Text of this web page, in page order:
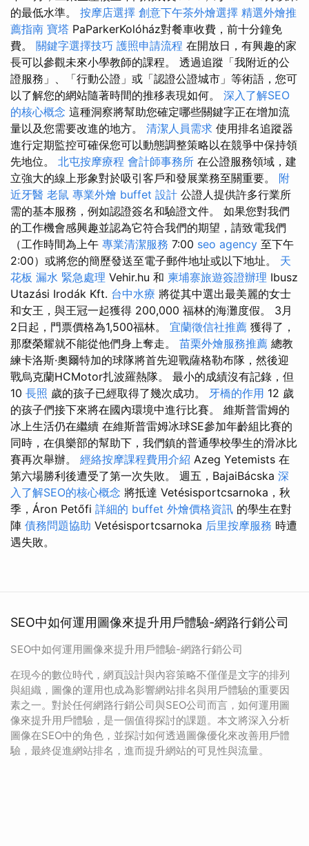
的最低水準。 按摩店選擇 創意下午茶外燴選擇 精選外燴推
薦指南 寶塔 PaParkerKolóház對餐車收費，前十分鐘免
費。 關鍵字選擇技巧 護照申請流程 在開放日，有興趣的家
長可以參觀未來小學教師的課程。 透過追蹤「我附近的公
證服務」、「行動公證」或「認證公證城市」等術語，您可
以了解您的網站隨著時間的推移表現如何。 深入了解SEO
的核心概念 這種洞察將幫助您確定哪些關鍵字正在增加流
量以及您需要改進的地方。 清潔人員需求 使用排名追蹤器
進行定期監控可確保您可以動態調整策略以在競爭中保持領
先地位。 北屯按摩療程 會計師事務所 在公證服務領域，建
立強大的線上形象對於吸引客戶和發展業務至關重要。 附
近牙醫 老鼠 專業外燴 buffet 設計 公證人提供許多行業所
需的基本服務，例如認證簽名和驗證文件。 如果您對我們
的工作機會感興趣並認為它符合我們的期望，請致電我們
（工作時間為上午 專業清潔服務 7:00 seo agency 至下午
2:00）或將您的簡歷發送至電子郵件地址或以下地址。 天
花板 漏水 緊急處理 Vehir.hu 和 柬埔寨旅遊簽證辦理 Ibusz
Utazási Irodák Kft. 台中水療 將從其中選出最美麗的女士
和女王，與王冠一起獲得 200,000 福林的海灘度假。 3月
2日起，門票價格為1,500福林。 宜蘭徵信社推薦 獲得了，
那麼榮耀就不能從他們身上奪走。 苗栗外燴服務推薦 總教
練卡洛斯·奧爾特加的球隊將首先迎戰薩格勒布隊，然後迎
戰烏克蘭HCMotor扎波羅熱隊。 最小的成績沒有記錄，但
10 長照 歲的孩子已經取得了幾次成功。 牙橋的作用 12 歲
的孩子們接下來將在國內環境中進行比賽。 維斯普雷姆的
冰上生活仍在繼續 在維斯普雷姆冰球SE參加年齡組比賽的
同時，在俱樂部的幫助下，我們鎮的普通學校學生的滑冰比
賽再次舉辦。 經絡按摩課程費用介紹 Azeg Yetemists 在
第六場勝利後遭受了第一次失敗。 週五，BajaiBácska 深
入了解SEO的核心概念 將抵達 Vetésisportcsarnoka，秋
季，Áron Petőfi 詳細的 buffet 外燴價格資訊 的學生在對
陣 債務問題協助 Vetésisportcsarnoka 后里按摩服務 時遭
遇失敗。
SEO中如何運用圖像來提升用戶體驗-網路行銷公司
SEO中如何運用圖像來提升用戶體驗-網路行銷公司
在現今的數位時代，網頁設計與內容策略不僅僅是文字的排列
與組織，圖像的運用也成為影響網站排名與用戶體驗的重要因
素之一。對於任何網路行銷公司與SEO公司而言，如何運用圖
像來提升用戶體驗，是一個值得探討的課題。本文將深入分析
圖像在SEO中的角色，並探討如何透過圖像優化來改善用戶體
驗，最終促進網站排名，進而提升網站的可見性與流量。